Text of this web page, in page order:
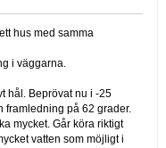
hus med samma
i väggarna.
hål. Beprövat nu i -25
framledning på 62 grader.
mycket. Går köra riktigt
vatten som möjligt i